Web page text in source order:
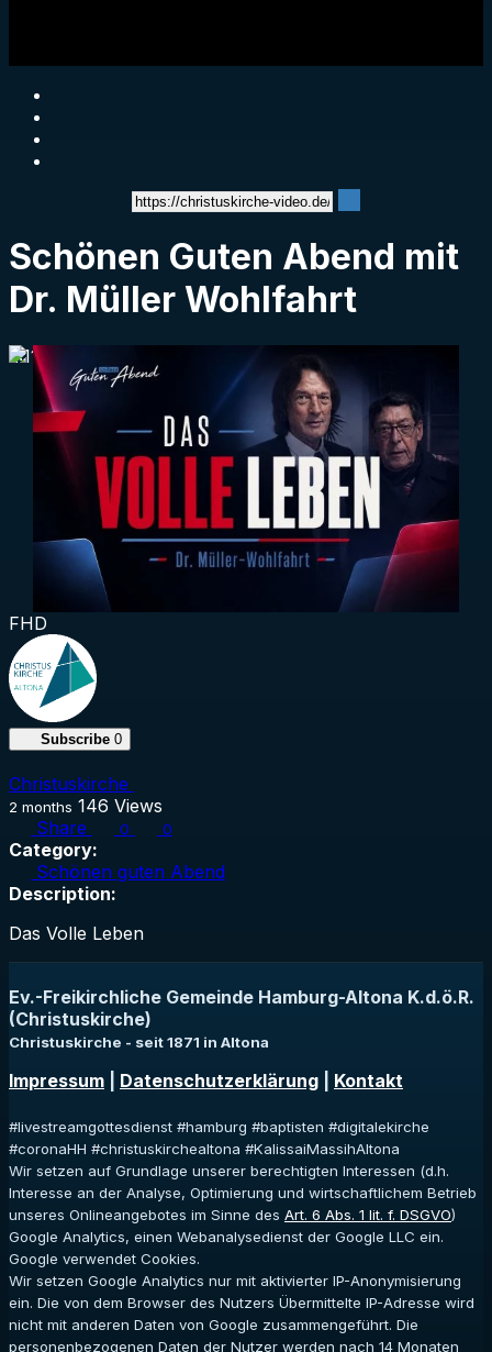
Schönen Guten Abend mit
Dr. Müller Wohlfahrt
2:11:44
FHD
Subscribe 0
Christuskirche
2 months 146 Views
Share
0 0
Category:
Schönen guten Abend
Description:
Das Volle Leben
Ev.-Freikirchliche Gemeinde Hamburg-Altona K.d.ö.R.
(Christuskirche)
Christuskirche - seit 1871 in Altona
Impressum Datenschutzerklärung Kontakt
#livestreamgottesdienst #hamburg #baptisten #digitalekirche
#coronaHH #christuskirchealtona #KalissaiMassihAltona
Wir setzen auf Grundlage unserer berechtigten Interessen (d.h.
Interesse an der Analyse, Optimierung und wirtschaftlichem Betrieb
unseres Onlineangebotes im Sinne des Art. 6 Abs. 1 lit. f. DSGVO)
Google Analytics, einen Webanalysedienst der Google LLC ein.
Google verwendet Cookies.
Wir setzen Google Analytics nur mit aktivierter IP-Anonymisierung
ein. Die von dem Browser des Nutzers Übermittelte IP-Adresse wird
nicht mit anderen Daten von Google zusammengeführt. Die
personenbezogenen Daten der Nutzer werden nach 14 Monaten